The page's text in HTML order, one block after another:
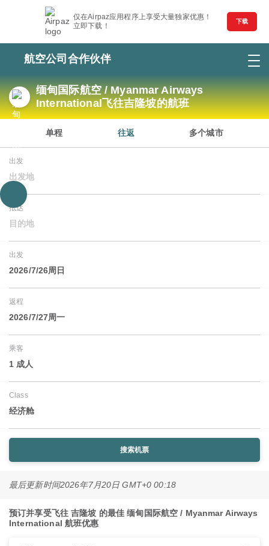
仅在Airpaz应用程序上享受大量独家优惠！
立即下载！
下载
航空公司合作伙伴
缅甸国际航空 / Myanmar Airways
International飞往吉隆坡的航班
单程 往返 多个城市
出发
出发地
抵达
目的地
出发
2026/7/26周日
返程
2026/7/27周一
乘客
1 成人
Class
经济舱
搜索机票
最后更新时间2026年7月20日 GMT+0 00:18
预订并享受飞往 吉隆坡 的最佳 缅甸国际航空 / Myanmar Airways
International 航班优惠